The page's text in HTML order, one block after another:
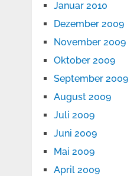
Januar 2010
Dezember 2009
November 2009
Oktober 2009
September 2009
August 2009
Juli 2009
Juni 2009
Mai 2009
April 2009